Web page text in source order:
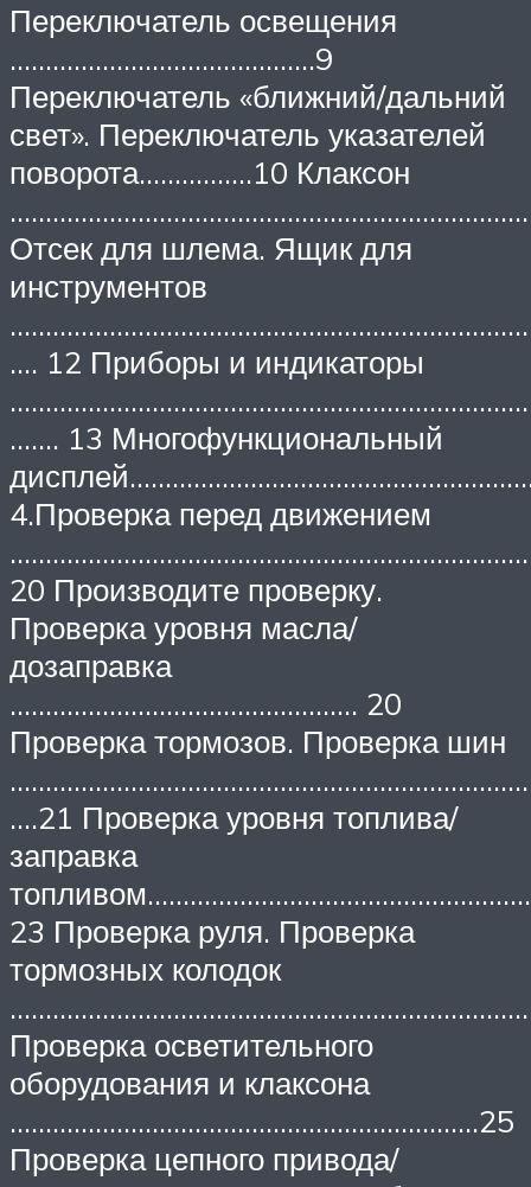
Переключатель освещения
…………………………………….9
Переключатель «ближний/дальний
свет». Переключатель указателей
поворота………….…10 Клаксон
Отсек для шлема. Ящик для
инструментов
…. 12 Приборы и индикаторы
……. 13 Многофункциональный
4.Проверка перед движением
20 Производите проверку.
Проверка уровня масла/
дозаправка
…………………………………………. 20
Проверка тормозов. Проверка шин
….21 Проверка уровня топлива/
заправка
23 Проверка руля. Проверка
тормозных колодок
Проверка осветительного
оборудования и клаксона
…………………………………………………………25
Проверка цепного привода/